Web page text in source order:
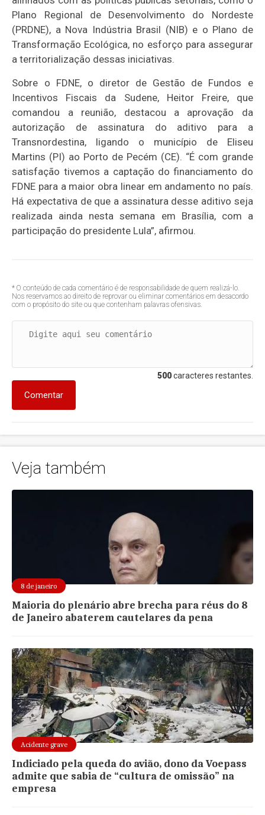
Plano Regional de Desenvolvimento do Nordeste
(PRDNE), a Nova Indústria Brasil (NIB) e o Plano de
Transformação Ecológica, no esforço para assegurar
a territorialização dessas iniciativas.
Sobre o FDNE, o diretor de Gestão de Fundos e
Incentivos Fiscais da Sudene, Heitor Freire, que
comandou a reunião, destacou a aprovação da
autorização de assinatura do aditivo para a
Transnordestina, ligando o município de Eliseu
Martins (PI) ao Porto de Pecém (CE). “É com grande
satisfação tivemos a captação do financiamento do
FDNE para a maior obra linear em andamento no país.
Há expectativa de que a assinatura desse aditivo seja
realizada ainda nesta semana em Brasília, com a
participação do presidente Lula”, afirmou.
* O conteúdo de cada comentário é de responsabilidade de quem realizá-lo.
Nos reservamos ao direito de reprovar ou eliminar comentários em desacordo
com o propósito do site ou que contenham palavras ofensivas.
500caracteres restantes.
Comentar
Veja também
8 de janeiro
Maioria do plenário abre brecha para réus do 8
de Janeiro abaterem cautelares da pena
Acidente grave
Indiciado pela queda do avião, dono da Voepass
admite que sabia de “cultura de omissão” na
empresa